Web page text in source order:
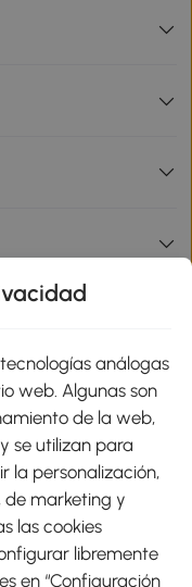
análogas
web. Algunas son
de la web,
se utilizan para
la personalización,
de marketing y
las cookies
libremente
en “Configuración